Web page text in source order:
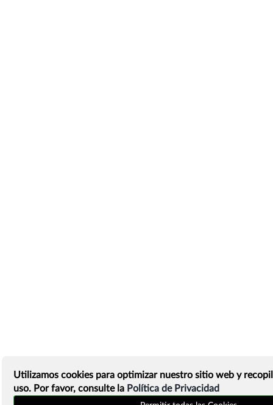
Utilizamos cookies para optimizar nuestro sitio web y
uso. Por favor, consulte la Política de Privacidad